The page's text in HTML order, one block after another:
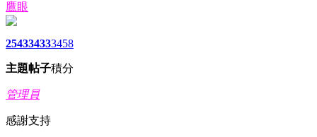
鷹眼
2543
主題
3433
帖子
3458
積分
管理員
感謝支持